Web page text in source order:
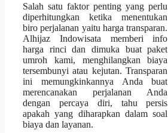
Salah satu faktor penting yang perlu
diperhitungkan ketika menentukan
biro perjalanan yaitu harga transparan.
Alhijaz Indowisata memberi info
harga rinci dan dimuka buat paket
umroh kami, menghilangkan biaya
tersembunyi atau kejutan. Transparan
ini memungkinkannya Anda buat
merencanakan perjalanan Anda
dengan percaya diri, tahu persis
apakah yang diharapkan dalam soal
biaya dan layanan.